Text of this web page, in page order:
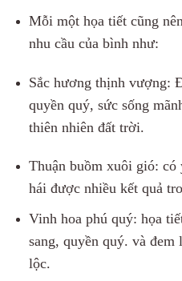
Mỗi một họa tiết cũng
nhu cầu của bình như:
Sắc hương thịnh vượng:
quyền quý, sức sống
thiên nhiên đất trời.
Thuận buồm xuôi gió: có
hái được nhiều kết quả
Vinh hoa phú quý: họa
sang, quyền quý. và
lộc.